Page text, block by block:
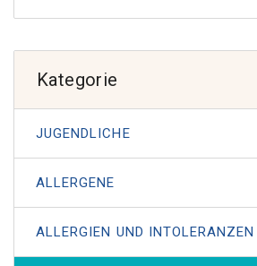
Kategorie
JUGENDLICHE
ALLERGENE
ALLERGIEN UND INTOLERANZEN